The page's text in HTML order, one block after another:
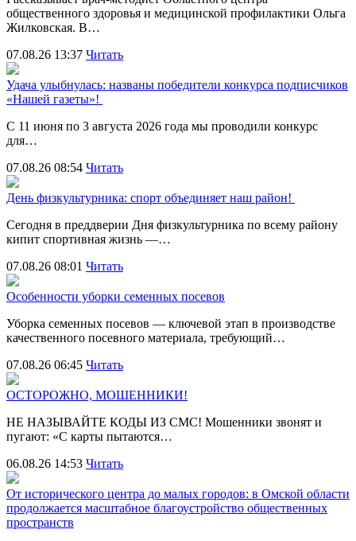
общественного здоровья и медицинской профилактики Ольга
Жилковская. В…
07.08.26 13:37 Читать
Удача улыбнулась: названы победители конкурса подписчиков
«Нашей газеты»!
С 11 июня по 3 августа 2026 года мы проводили конкурс
для…
07.08.26 08:54 Читать
День физкультурника: спорт объединяет наш район!
Сегодня в преддверии Дня физкультурника по всему району
кипит спортивная жизнь —…
07.08.26 08:01 Читать
Особенности уборки семенных посевов
Уборка семенных посевов — ключевой этап в производстве
качественного посевного материала, требующий…
07.08.26 06:45 Читать
ОСТОРОЖНО, МОШЕННИКИ!
НЕ НАЗЫВАЙТЕ КОДЫ ИЗ СМС! Мошенники звонят и
пугают: «С карты пытаются…
06.08.26 14:53 Читать
От исторического центра до малых городов: в Омской области
продолжается масштабное благоустройство общественных
пространств